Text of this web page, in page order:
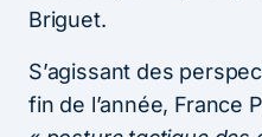
Briguet.
S’agissant des
fin de l’année, France